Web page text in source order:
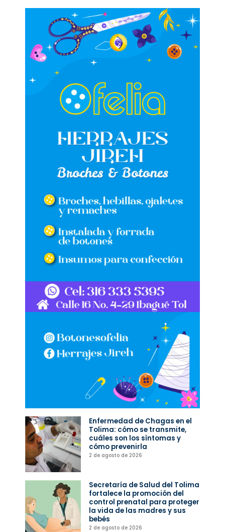
Enfermedad de Chagas en el
Tolima: cómo se transmite,
cuáles son los síntomas y
cómo prevenirla
2 de agosto de 2026
Secretaría de Salud del Tolima
fortalece la promoción del
control prenatal para proteger
la vida de las madres y sus
bebés
2 de agosto de 2026